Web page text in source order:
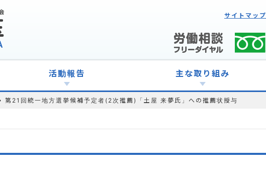
サイトマップ
活動報告 主な取り組み
第21回統一地方選挙候補予定者(2次推薦)「土屋 来夢氏」への推薦状授与